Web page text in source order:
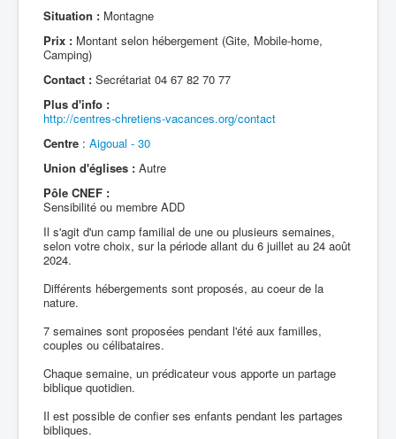
Situation : Montagne
Prix : Montant selon hébergement (Gite, Mobile-home,
Camping)
Contact : Secrétariat 04 67 82 70 77
Plus d'info :
http://centres-chretiens-vacances.org/contact
Centre : Aigoual - 30
Union d'églises : Autre
Pôle CNEF :
Sensibilité ou membre ADD
Il s'agit d'un camp familial de une ou plusieurs semaines,
selon votre choix, sur la période allant du 6 juillet au 24 août
2024.
Différents hébergements sont proposés, au coeur de la
nature.
7 semaines sont proposées pendant l'été aux familles,
couples ou célibataires.
Chaque semaine, un prédicateur vous apporte un partage
biblique quotidien.
Il est possible de confier ses enfants pendant les partages
bibliques.